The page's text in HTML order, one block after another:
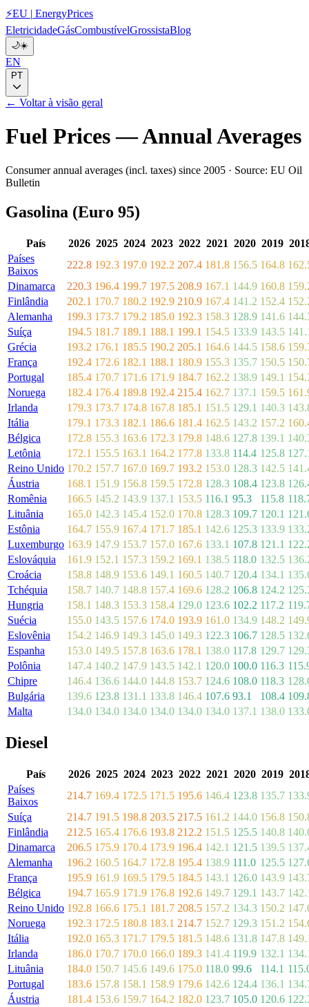
⚡EU | EnergyPrices
EletricidadeGásCombustívelGrossistaBlog
🌙☀️
EN
PT
← Voltar à visão geral
Fuel Prices — Annual Averages
Consumer annual averages (incl. taxes) since 2005 · Source: EU Oil
Bulletin
Gasolina (Euro 95)
País 2026 2025 2024 2023 2022 2021 2020 2019
Países
Baixos
222.8 192.3 197.0 192.2 207.4 181.8 156.5 164.8
Dinamarca
220.3 196.4 199.7 197.5 208.9 167.1 144.9 160.8
Finlândia
202.1 170.7 180.2 192.9 210.9 167.4 141.2 152.4
Alemanha
199.3 173.7 179.2 185.0 192.3 158.3 128.9 141.6
Suíça
194.5 181.7 189.1 188.1 199.1 154.5 133.9 143.5
Grécia
193.2 176.1 185.5 190.2 205.1 164.6 144.5 158.6
França
192.4 172.6 182.1 188.1 180.9 155.3 135.7 150.5
Portugal
185.4 170.7 171.6 171.9 184.7 162.2 138.9 149.1
Noruega
182.4 176.4 189.8 192.4 215.4 162.7 137.1 159.5
Irlanda
179.3 173.7 174.8 167.8 185.1 151.5 129.1 140.3
Itália
179.1 173.3 182.1 186.6 181.4 162.5 143.2 157.2
Bélgica
172.8 155.3 163.6 172.3 179.8 148.6 127.8 139.1
Letônia
172.1 155.5 163.1 164.2 177.8 133.8 114.4 125.8
Reino Unido 170.2 157.7 167.0 169.7 193.2 153.0 128.3 142.5
Áustria
168.1 151.9 156.8 159.5 172.8 128.3 108.4 123.8
Romênia
166.5 145.2 143.9 137.1 153.5 116.1 95.3 115.8
Lituânia
165.0 142.3 145.4 152.0 170.8 128.3 109.7 120.1
Estônia
164.7 155.9 167.4 171.7 185.1 142.6 125.3 133.9
Luxemburgo 163.9 147.9 153.7 157.0 167.6 133.1 107.8 121.1
Eslováquia
161.9 152.1 157.3 159.2 169.1 138.5 118.0 132.5
Croácia
158.8 148.9 153.6 149.1 160.5 140.7 120.4 134.1
Tchéquia
158.7 140.7 148.8 157.4 169.6 128.2 106.8 124.2
Hungria
158.1 148.3 153.3 158.4 129.0 123.6 102.2 117.2
Suécia
155.0 143.5 157.6 174.0 193.9 161.0 134.9 148.2
Eslovênia
154.2 146.9 149.3 145.0 149.3 122.3 106.7 128.5
Espanha
153.0 149.5 157.8 163.6 178.1 138.0 117.8 129.7
Polônia
147.4 140.2 147.9 143.5 142.1 120.0 100.0 116.3
Chipre
146.4 136.6 144.0 144.8 153.7 124.6 108.0 118.3
Bulgária
139.6 123.8 131.1 133.8 146.4 107.6 93.1 108.4
Malta
134.0 134.0 134.0 134.0 134.0 134.0 137.1 138.0
Diesel
País 2026 2025 2024 2023 2022 2021 2020 2019
Países
Baixos
214.7 169.4 172.5 171.5 195.6 146.4 123.8 135.7
Suíça
214.7 191.5 198.8 203.5 217.5 161.2 144.0 156.8
Finlândia
212.5 165.4 176.6 193.8 212.2 151.5 125.5 140.8
Dinamarca
206.5 175.9 170.4 173.9 196.4 142.1 121.5 139.5
Alemanha
196.2 160.5 164.7 172.8 195.4 138.9 111.0 125.5
França
195.9 161.9 169.5 179.5 184.5 143.1 126.0 143.9
Bélgica
194.7 165.9 171.9 176.8 192.6 149.7 129.1 143.7
Reino Unido 192.8 166.6 175.1 181.7 208.5 157.2 134.3 150.2
Noruega
192.3 172.5 180.8 183.1 214.7 152.7 129.3 151.2
Itália
192.0 165.3 171.7 179.5 181.5 148.6 131.8 147.8
Irlanda
186.0 170.7 170.0 166.0 189.3 141.4 119.9 132.1
Lituânia
184.0 150.7 145.6 149.6 175.0 118.0 99.6 114.1
Portugal
183.6 157.8 158.1 158.9 179.6 142.6 124.4 136.1
Áustria
181.4 153.6 159.7 164.2 182.0 123.7 105.0 120.6